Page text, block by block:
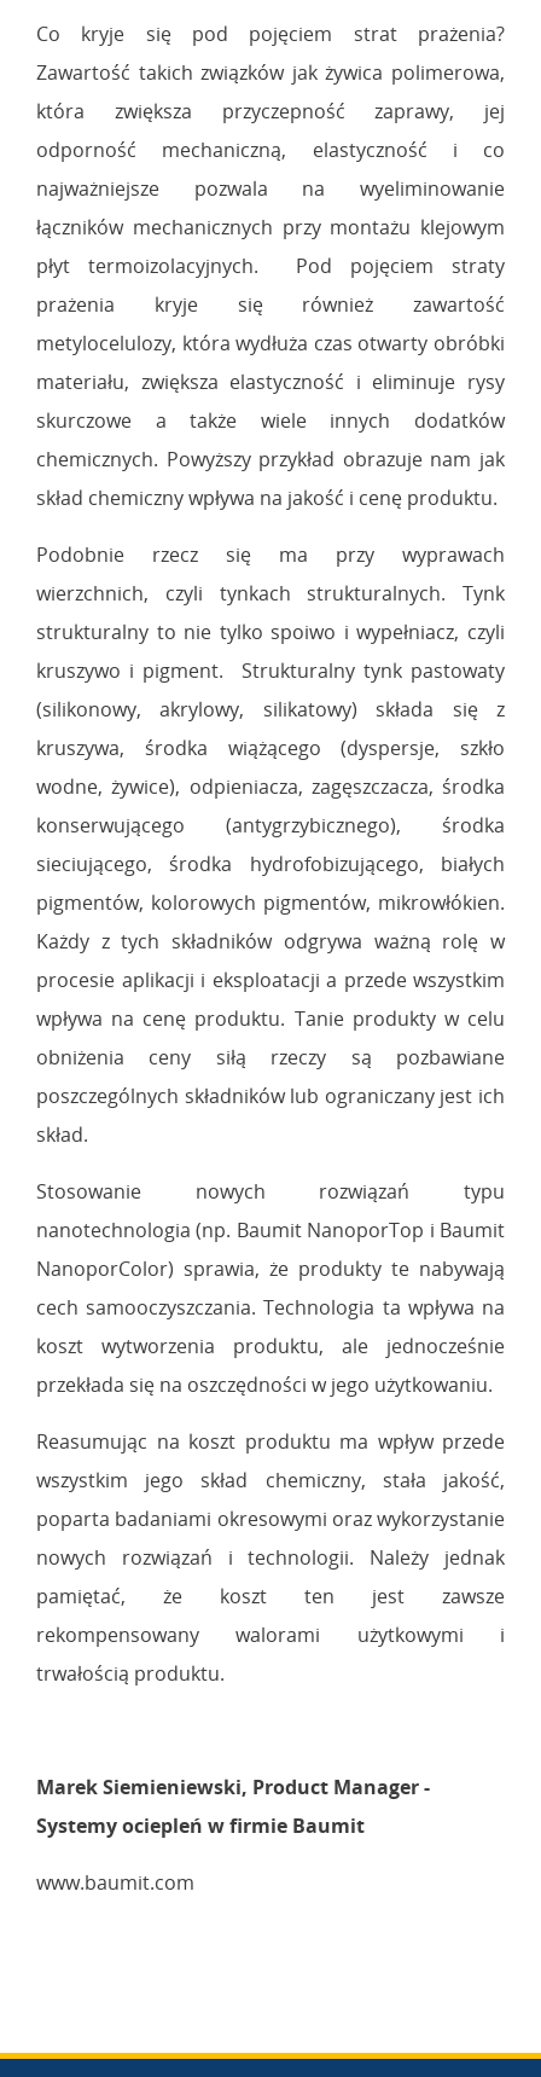
Co kryje się pod pojęciem strat prażenia?
Zawartość takich związków jak żywica polimerowa,
która zwiększa przyczepność zaprawy, jej
odporność mechaniczną, elastyczność i co
najważniejsze pozwala na wyeliminowanie
łączników mechanicznych przy montażu klejowym
płyt termoizolacyjnych. Pod pojęciem straty
prażenia kryje się również zawartość
metylocelulozy, która wydłuża czas otwarty obróbki
materiału, zwiększa elastyczność i eliminuje rysy
skurczowe a także wiele innych dodatków
chemicznych. Powyższy przykład obrazuje nam jak
skład chemiczny wpływa na jakość i cenę produktu.
Podobnie rzecz się ma przy wyprawach
wierzchnich, czyli tynkach strukturalnych. Tynk
strukturalny to nie tylko spoiwo i wypełniacz, czyli
kruszywo i pigment. Strukturalny tynk pastowaty
(silikonowy, akrylowy, silikatowy) składa się z
kruszywa, środka wiążącego (dyspersje, szkło
wodne, żywice), odpieniacza, zagęszczacza, środka
konserwującego (antygrzybicznego), środka
sieciującego, środka hydrofobizującego, białych
pigmentów, kolorowych pigmentów, mikrowłókien.
Każdy z tych składników odgrywa ważną rolę w
procesie aplikacji i eksploatacji a przede wszystkim
wpływa na cenę produktu. Tanie produkty w celu
obniżenia ceny siłą rzeczy są pozbawiane
poszczególnych składników lub ograniczany jest ich
skład.
Stosowanie nowych rozwiązań typu
nanotechnologia (np. Baumit NanoporTop i Baumit
NanoporColor) sprawia, że produkty te nabywają
cech samooczyszczania. Technologia ta wpływa na
koszt wytworzenia produktu, ale jednocześnie
przekłada się na oszczędności w jego użytkowaniu.
Reasumując na koszt produktu ma wpływ przede
wszystkim jego skład chemiczny, stała jakość,
poparta badaniami okresowymi oraz wykorzystanie
nowych rozwiązań i technologii. Należy jednak
pamiętać, że koszt ten jest zawsze
rekompensowany walorami użytkowymi i
trwałością produktu.
Marek Siemieniewski, Product Manager -
Systemy ociepleń w firmie Baumit
www.baumit.com